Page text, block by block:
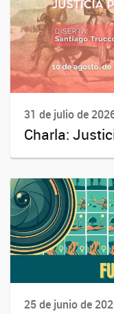
31 de julio de
Charla:
25 de junio de